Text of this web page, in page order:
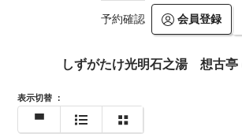
予約確認 会員登録
しずがたけ光明石之湯 想古亭
表示切替 ：